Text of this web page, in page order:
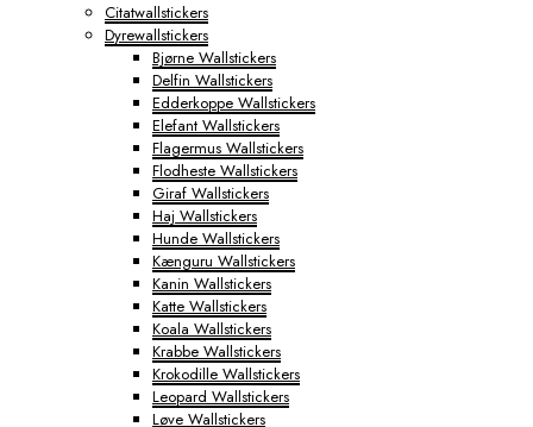
Citatwallstickers
Dyrewallstickers
Bjørne Wallstickers
Delfin Wallstickers
Edderkoppe Wallstickers
Elefant Wallstickers
Flagermus Wallstickers
Flodheste Wallstickers
Giraf Wallstickers
Haj Wallstickers
Hunde Wallstickers
Kænguru Wallstickers
Kanin Wallstickers
Katte Wallstickers
Koala Wallstickers
Krabbe Wallstickers
Krokodille Wallstickers
Leopard Wallstickers
Løve Wallstickers